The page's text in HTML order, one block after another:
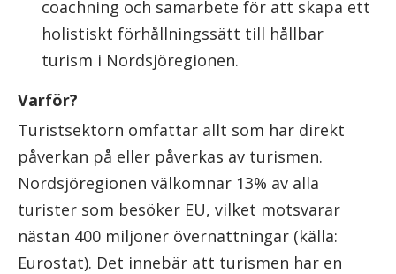
coachning och samarbete för att skapa ett
holistiskt förhållningssätt till hållbar
turism i Nordsjöregionen.
Varför?
Turistsektorn omfattar allt som har direkt
påverkan på eller påverkas av turismen.
Nordsjöregionen välkomnar 13% av alla
turister som besöker EU, vilket motsvarar
nästan 400 miljoner övernattningar (källa:
Eurostat). Det innebär att turismen har en